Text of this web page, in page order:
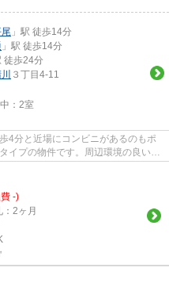
」駅 徒歩14分
」駅 徒歩14分
徒歩24分
３丁目4-11
： 2室
4分と近場にコンビニがあるのもポ
イプの物件です。周辺環境の良い14
-)
：2ヶ月